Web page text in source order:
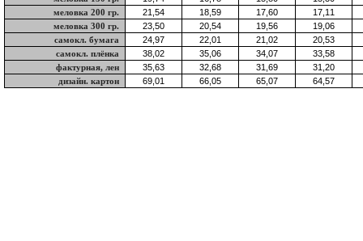
меловка 200 гр.
меловка 300 гр.
самокл. бумага
самокл. плёнка
фактурная, лен
дизайн. картон